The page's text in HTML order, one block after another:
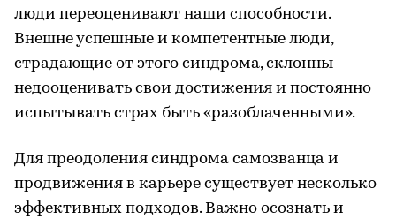
люди переоценивают наши способности.
Внешне успешные и компетентные люди,
страдающие от этого синдрома, склонны
недооценивать свои достижения и постоянно
испытывать страх быть «разоблаченными».
Для преодоления синдрома самозванца и
продвижения в карьере существует несколько
эффективных подходов. Важно осознать и